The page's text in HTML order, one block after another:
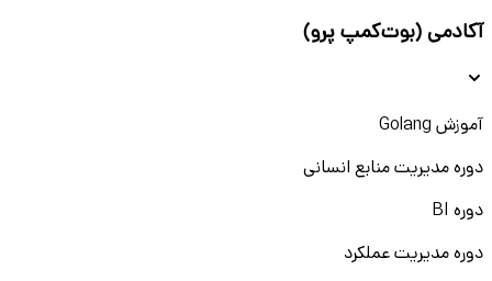
آکادمی (بوت‌کمپ پرو)
آموزش Golang
دوره مدیریت منابع انسانی
دوره BI
دوره مدیریت عملکرد